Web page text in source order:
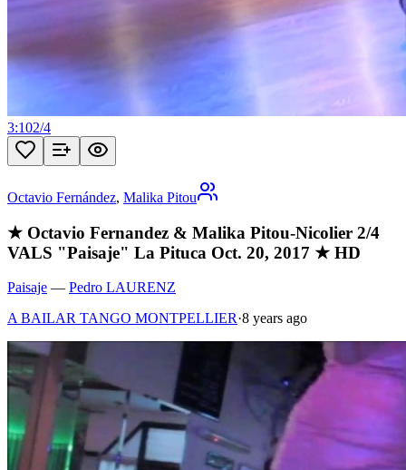
3:102/4
Octavio Fernández, Malika Pitou
★ Octavio Fernandez & Malika Pitou-Nicolier 2/4
VALS "Paisaje" La Pituca Oct. 20, 2017 ★ HD
Paisaje — Pedro LAURENZ
A BAILAR TANGO MONTPELLIER·8 years ago